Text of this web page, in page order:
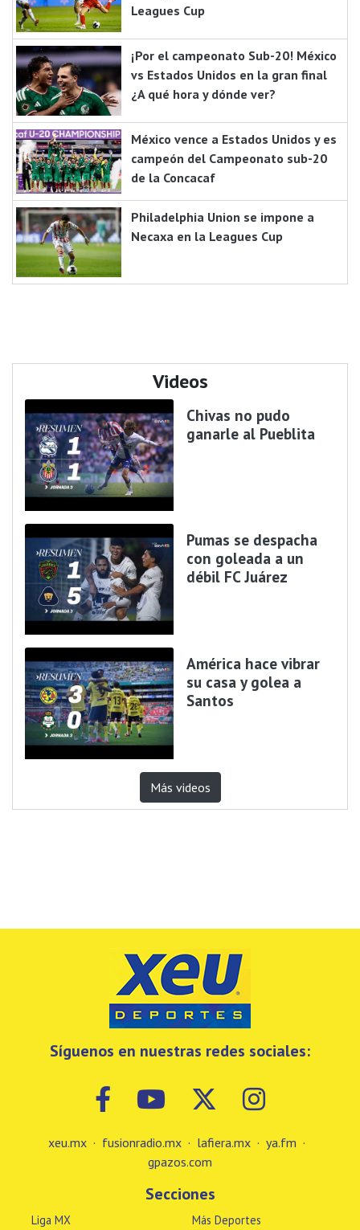
Leagues Cup
¡Por el campeonato Sub-20! México
vs Estados Unidos en la gran final
¿A qué hora y dónde ver?
México vence a Estados Unidos y es
campeón del Campeonato sub-20
de la Concacaf
Philadelphia Union se impone a
Necaxa en la Leagues Cup
Videos
Chivas no pudo
ganarle al Pueblita
Pumas se despacha
con goleada a un
débil FC Juárez
América hace vibrar
su casa y golea a
Santos
Más videos
Síguenos en nuestras redes sociales:
xeu.mx · fusionradio.mx · lafiera.mx · ya.fm ·
gpazos.com
Secciones
Liga MX Más Deportes